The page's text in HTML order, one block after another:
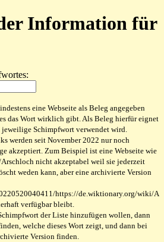
Information für
eine Webseite als Beleg angegeben
das Wort wirklich gibt. Als Beleg hierfür eignet
jeweilige Schimpfwort verwendet wird.
werden seit November 2022 nur noch
akzeptiert. Zum Beispiel ist eine Webseite wie
nicht akzeptabel weil sie jederzeit
weden kann, aber eine archivierte Version
https://de.wiktionary.org/wiki/A
verfügbar bleibt.
der Liste hinzufügen wollen, dann
welche dieses Wort zeigt, und dann bei
Version finden.